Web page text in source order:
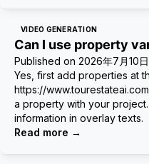
VIDEO GENERATION
Can I use property
Published on 2026年7月10日
Yes, first add properties at
https://
a property with your
information in overlay texts.
Read more →